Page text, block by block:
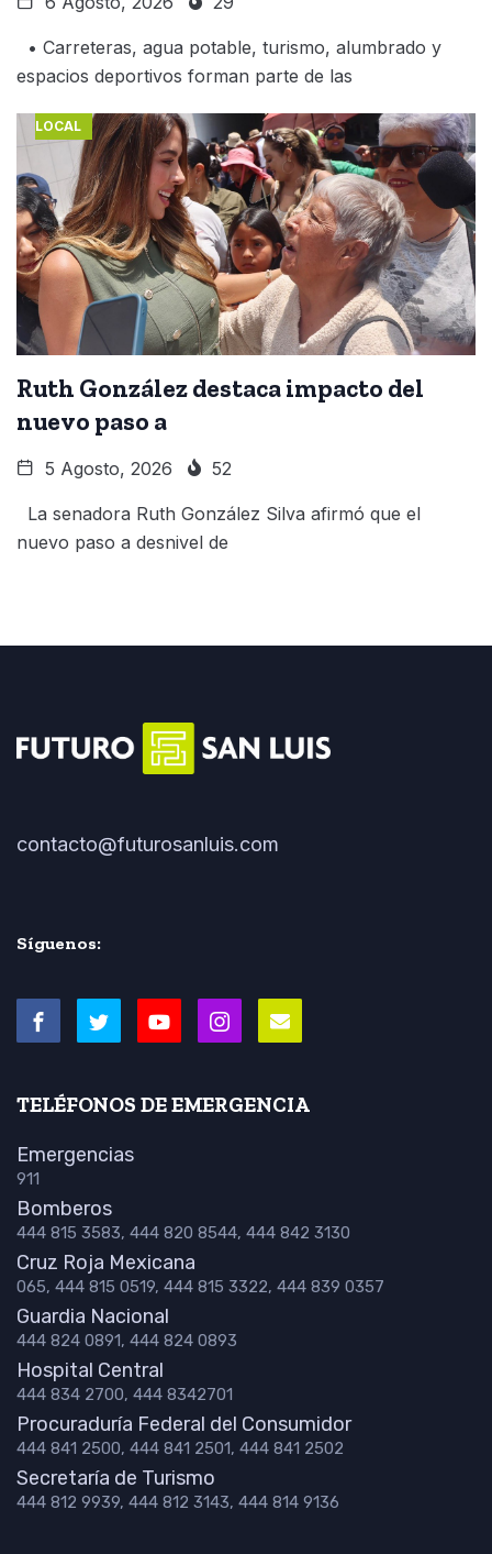
• Carreteras, agua potable, turismo, alumbrado y
espacios deportivos forman parte de las
LOCAL
Ruth González destaca impacto del
nuevo paso a
5 Agosto, 2026 52
La senadora Ruth González Silva afirmó que el
nuevo paso a desnivel de
contacto@futurosanluis.com
Síguenos:
TELÉFONOS DE EMERGENCIA
Emergencias
911
Bomberos
444 815 3583, 444 820 8544, 444 842 3130
Cruz Roja Mexicana
065, 444 815 0519, 444 815 3322, 444 839 0357
Guardia Nacional
444 824 0891, 444 824 0893
Hospital Central
444 834 2700, 444 8342701
Procuraduría Federal del Consumidor
444 841 2500, 444 841 2501, 444 841 2502
Secretaría de Turismo
444 812 9939, 444 812 3143, 444 814 9136